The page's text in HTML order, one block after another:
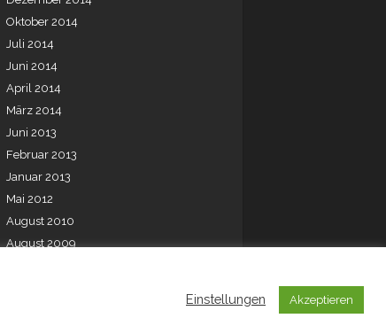
Oktober 2014
Juli 2014
Juni 2014
April 2014
März 2014
Juni 2013
Februar 2013
Januar 2013
Mai 2012
August 2010
August 2009
Einstellungen Akzeptieren